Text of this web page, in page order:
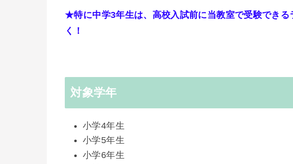
★特に中学3年生は、高校入試前に当教室で受験できる
く！
対象学年
小学4年生
小学5年生
小学6年生